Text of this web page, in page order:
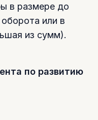
в размере до
или в
из сумм).
по развитию